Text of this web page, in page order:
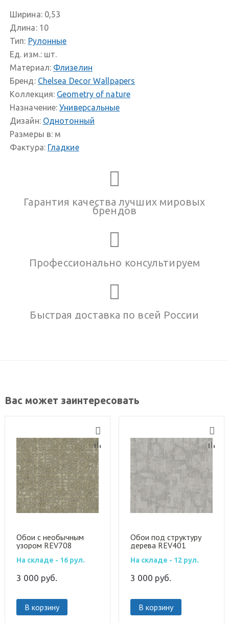
Ширина:0,53
Длина:10
Тип: Рулонные
Ед. изм.:шт.
Материал: Флизелин
Бренд: Chelsea Decor Wallpapers
Коллекция: Geometry of nature
Назначение: Универсальные
Дизайн: Однотонный
Размеры в: м
Фактура: Гладкие
Гарантия качества лучших мировых
брендов
Профессионально консультируем
Быстрая доставка по всей России
Вас может заинтересовать
Обои с необычным
узором REV708
На складе - 16 рул.
3 000 руб.
В корзину
Обои под структуру
дерева REV401
На складе - 12 рул.
3 000 руб.
В корзину